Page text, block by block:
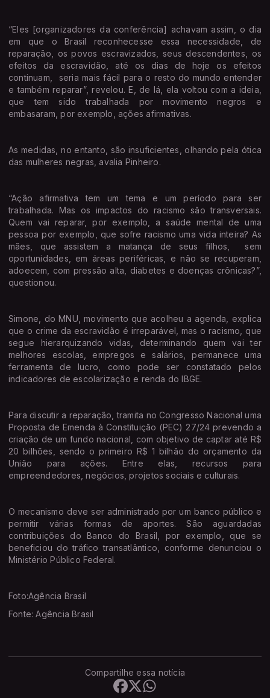
“Eles [organizadores da conferência] achavam assim, o dia
em que o Brasil reconhecesse essa necessidade, de
reparação, os povos escravizados, seus descendentes, os
efeitos da escravidão, até os dias de hoje os efeitos
continuam, seria mais fácil para o resto do mundo entender
e também reparar”, revelou. E, de lá, ela voltou com a ideia,
que tem sido trabalhada por movimento negros e
embasaram, por exemplo, ações afirmativas.
As medidas, no entanto, são insuficientes, olhando pela ótica
das mulheres negras, avalia Pinheiro.
“Ação afirmativa tem um tema e um período para ser
trabalhada. Mas os impactos do racismo são transversais.
Quem vai reparar, por exemplo, a saúde mental de uma
pessoa por exemplo, que sofre racismo uma vida inteira? As
mães, que assistem a matança de seus filhos, sem
oportunidades, em áreas periféricas, e não se recuperam,
adoecem, com pressão alta, diabetes e doenças crônicas?”,
questionou.
Simone, do MNU, movimento que acolheu a agenda, explica
que o crime da escravidão é irreparável, mas o racismo, que
segue hierarquizando vidas, determinando quem vai ter
melhores escolas, empregos e salários, permanece uma
ferramenta de lucro, como pode ser constatado pelos
indicadores de escolarização e renda do IBGE.
Para discutir a reparação, tramita no Congresso Nacional uma
Proposta de Emenda à Constituição (PEC) 27/24 prevendo a
criação de um fundo nacional, com objetivo de captar até R$
20 bilhões, sendo o primeiro R$ 1 bilhão do orçamento da
União para ações. Entre elas, recursos para
empreendedores, negócios, projetos sociais e culturais.
O mecanismo deve ser administrado por um banco público e
permitir várias formas de aportes. São aguardadas
contribuições do Banco do Brasil, por exemplo, que se
beneficiou do tráfico transatlântico, conforme denunciou o
Ministério Público Federal.
Foto:Agência Brasil
Fonte: Agência Brasil
Compartilhe essa notícia